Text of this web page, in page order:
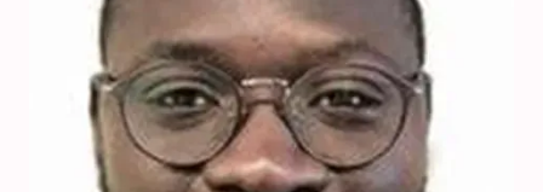
changement climatique est lié aux maladies, notamment à la
migration des vecteurs dans l'habitat et à l'expansion du
paludisme. Passionnée par l'administration, l'apprentissage, le
partage des connaissances, elle utilise ces compétences dans le
cadre de son rôle au sein du conseil d'administration de
l'AMMNet, en contribuant aux comités des finances et de la
connexion et au groupe de travail sur le développement des
sections locales.